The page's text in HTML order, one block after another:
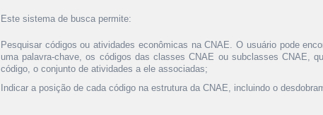
Este sistema de busca permite:
Pesquisar códigos ou atividades econômicas na CNAE. O usuário pode
uma palavra-chave, os códigos das classes CNAE ou subclasses CNAE,
código, o conjunto de atividades a ele associadas;
Indicar a posição de cada código na estrutura da CNAE, incluindo o